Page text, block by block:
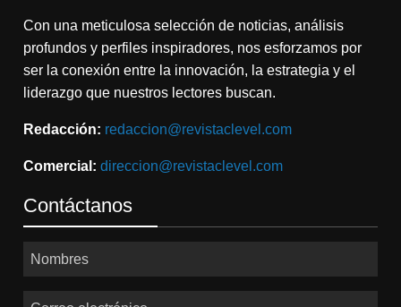
Con una meticulosa selección de noticias, análisis
profundos y perfiles inspiradores, nos esforzamos por
ser la conexión entre la innovación, la estrategia y el
liderazgo que nuestros lectores buscan.
Redacción: redaccion@revistaclevel.com
Comercial: direccion@revistaclevel.com
Contáctanos
Nombres
Correo electrónico